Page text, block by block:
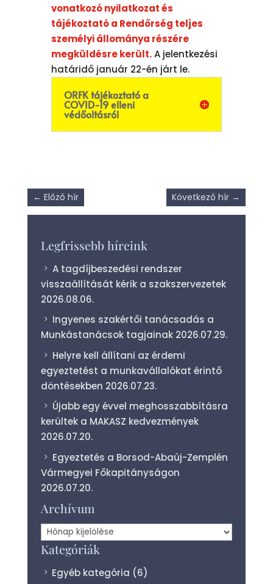
vonatkozó nyilatkozat és
tájékoztató a Rendőrség teljes
személyi állománya részére
megküldésre került.A jelentkezési
határidő január 22-én járt le.
ORFK tájékoztató a
COVID-19 elleni
védőoltásról
← Előző hír Következő hír →
Legfrissebb híreink
A tagdíjbeszedési rendszer
visszaállítását kérik a szakszervezetek
2026.08.06.
Ingyenes szakértői tanácsadás a
Munkástanácsok tagjainak 2026.07.29.
Helyre kell állítani az érdemi
egyeztetést a munkavállalókat érintő
döntésekben 2026.07.23.
Újabb egy évvel meghosszabbításra
kerültek a MAKASZ kedvezmények
2026.07.20.
Egyeztetés a Borsod-Abaúj-Zemplén
Vármegyei Főkapitányságon
2026.07.20.
Archívum
Archívum
Kategóriák
Egyéb kategória (6)